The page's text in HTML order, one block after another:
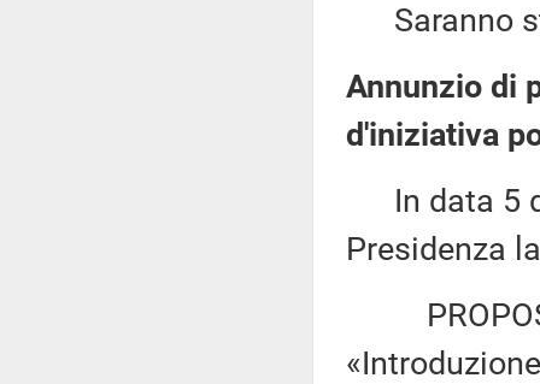
Saranno
Annunzio di
d'iniziativa
In data 5
Presidenza